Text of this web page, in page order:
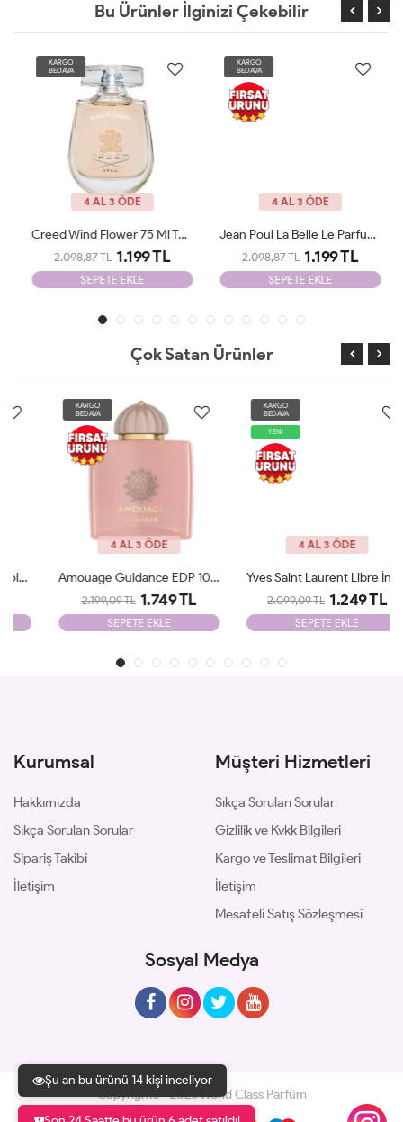
Şu an bu ürünü 14 kişi inceliyor
Bu Ürünler İlginizi Çekebilir
KARGO
BEDAVA
4 AL 3 ÖDE
Creed Wind Flower 75 Ml Tester
2.098,87 TL 1.199 TL
SEPETE EKLE
KARGO
BEDAVA
4 AL 3 ÖDE
Jean Poul La Belle Le Parfum Edp 100 ML Woman Tester
2.098,87 TL 1.199 TL
SEPETE EKLE
Çok Satan Ürünler
4 AL 3 ÖDE
Amouage Guidance EDP 100 Ml Tester
2.199,09 TL 1.749 TL
SEPETE EKLE
4 AL 3 ÖDE
Yves Saint Laurent Libre İntence Edp 90 Ml Tester
2.099,09 TL 1.249 TL
SEPETE EKLE
Kurumsal
Hakkımızda
Sıkça Sorulan Sorular
Sipariş Takibi
İletişim
Müşteri Hizmetleri
Sıkça Sorulan Sorular
Gizlilik ve Kvkk Bilgileri
Kargo ve Teslimat Bilgileri
İletişim
Mesafeli Satış Sözleşmesi
Sosyal Medya
Copyrights © 2026 World Class Parfüm